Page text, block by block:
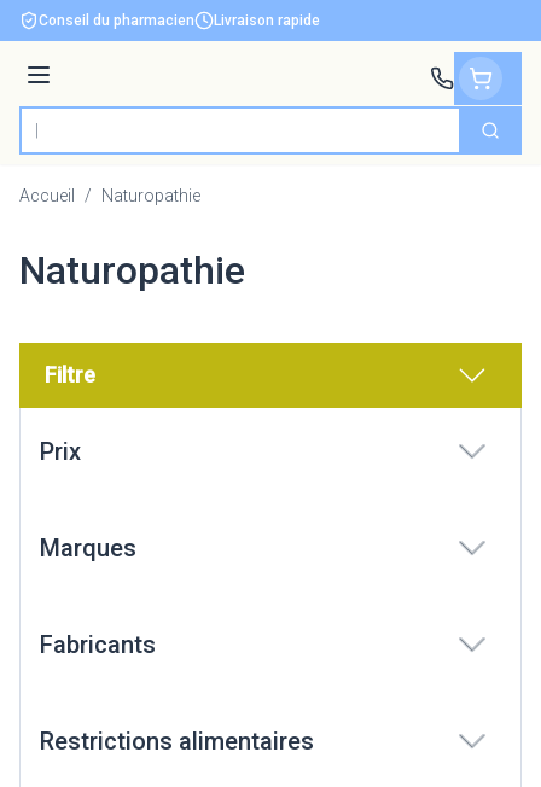
Aller au contenu
Conseil du pharmacien Livraison rapide
Menu
Rechercher
Accueil / Naturopathie
Naturopathie
Filtre
Prix
Marques
Fabricants
Restrictions alimentaires